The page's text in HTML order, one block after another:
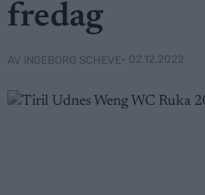
fredag
AV INGEBORG SCHEVE• 02.12.2022